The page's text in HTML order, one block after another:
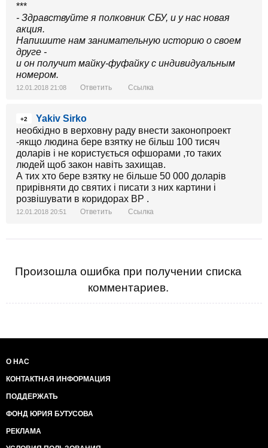
***
- Здравствуйте я полковник СБУ, и у нас новая
акция.
Напишите нам занимательную историю о своем
друге -
и он получит майку-фуфайку с индивидуальным
номером.
12.01.2018 21:08 Ответить Ссылка
+2
Yakiv Sirko
необхідно в верховну раду внести законопроект
-якщо людина бере взятку не більш 100 тисяч
доларів і не користується офшорами ,то таких
людей щоб закон навіть захищав.
А тих хто бере взятку не більше 50 000 доларів
прирівняти до святих і писати з них картини і
розвішувати в коридорах ВР .
12.01.2018 20:51 Ответить Ссылка
Произошла ошибка при получении списка
комментариев.
О НАС
КОНТАКТНАЯ ИНФОРМАЦИЯ
ПОДДЕРЖАТЬ
ФОНД ЮРИЯ БУТУСОВА
РЕКЛАМА